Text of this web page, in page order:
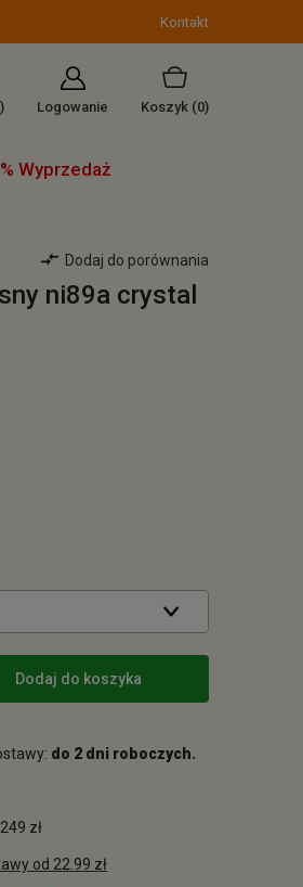
Kontakt
) Logowanie Koszyk (0)
% Wyprzedaż
Dodaj do porównania
ni89a crystal
Dodaj do koszyka
do 2 dni roboczych.
zł
od 22.99 zł